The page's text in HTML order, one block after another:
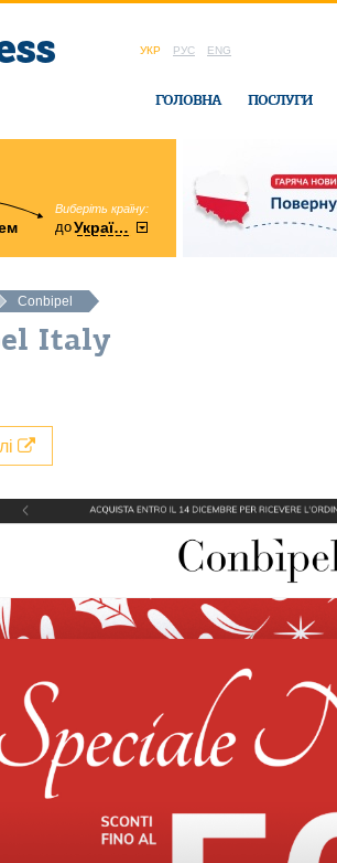
УКР РУС ENG
ГОЛОВНА ПОСЛУГИ
Виберіть країну:
доУкраїни
область:
Вінницька
Conbipel
Italy